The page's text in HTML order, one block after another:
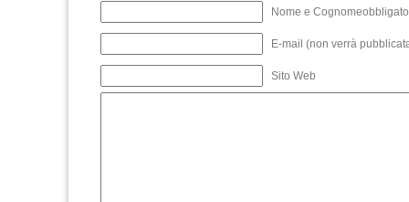
Nome e
E-mail (non verrà
Sito Web